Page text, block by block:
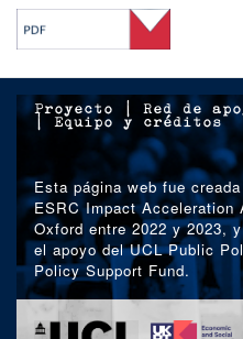
Proyecto | Red de
|
Equipo y créditos
Esta página web fue
ESRC Impact Acceleration
Oxford entre 2022 y 2023,
el apoyo del UCL Public
Policy Support Fund.